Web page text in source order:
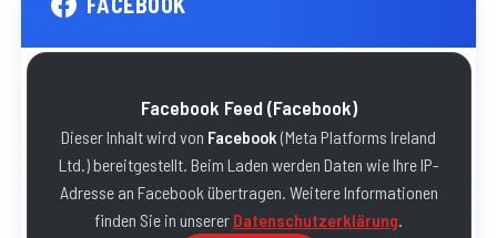
Facebook Feed (Facebook)
Dieser Inhalt wird von Facebook (Meta Platforms Ireland
Ltd.) bereitgestellt. Beim Laden werden Daten wie Ihre IP-
Adresse an Facebook übertragen. Weitere Informationen
finden Sie in unserer Datenschutzerklärung.